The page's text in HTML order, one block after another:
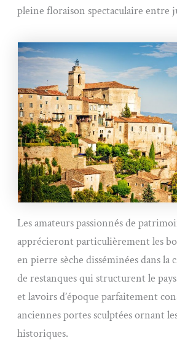
pleine floraison spectaculaire entre
Les amateurs passionnés de
apprécieront particulièrement les
en pierre sèche disséminées dans la
de restanques qui structurent le
et lavoirs d’époque parfaitement
anciennes portes sculptées ornant
historiques.